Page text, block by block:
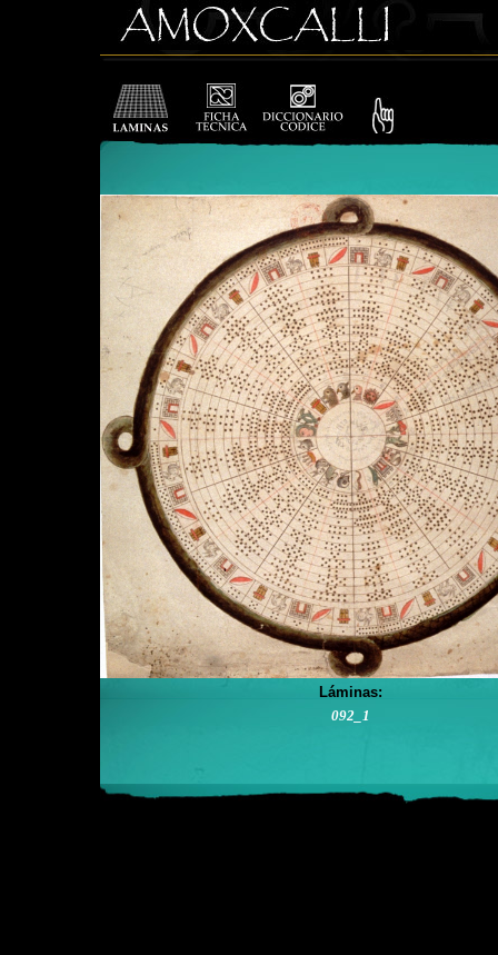
Láminas:
092_1